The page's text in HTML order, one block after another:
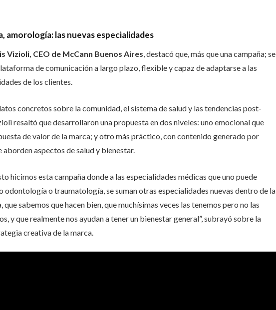
amorología: las nuevas especialidades
Vizioli, CEO de McCann Buenos Aires, destacó que, más que una campaña; se
de comunicación a largo plazo, flexible y capaz de adaptarse a las
de los clientes.
concretos sobre la comunidad, el sistema de salud y las tendencias post-
resaltó que desarrollaron una propuesta en dos niveles: uno emocional que
de valor de la marca; y otro más práctico, con contenido generado por
aborden aspectos de salud y bienestar.
hicimos esta campaña donde a las especialidades médicas que uno puede
odontología o traumatología, se suman otras especialidades nuevas dentro de la
que sabemos que hacen bien, que muchísimas veces las tenemos pero no las
y que realmente nos ayudan a tener un bienestar general”, subrayó sobre la
creativa de la marca.